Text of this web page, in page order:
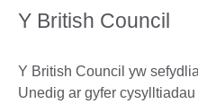
Y British Council
Y British Council yw
Unedig ar gyfer